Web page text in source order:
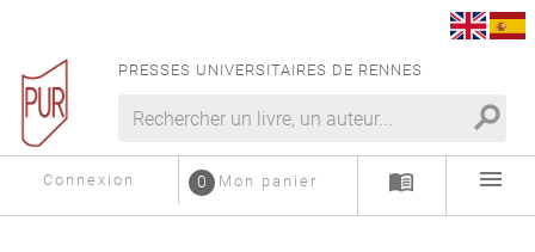
PRESSES UNIVERSITAIRES DE RENNES
search
Connexion Mon panier
0 menu_book menu